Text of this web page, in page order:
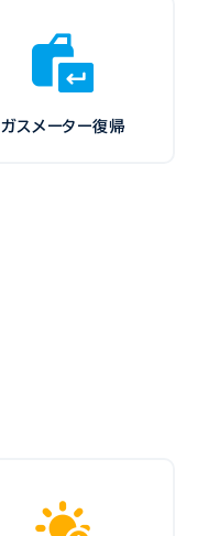
ガスメーター復帰